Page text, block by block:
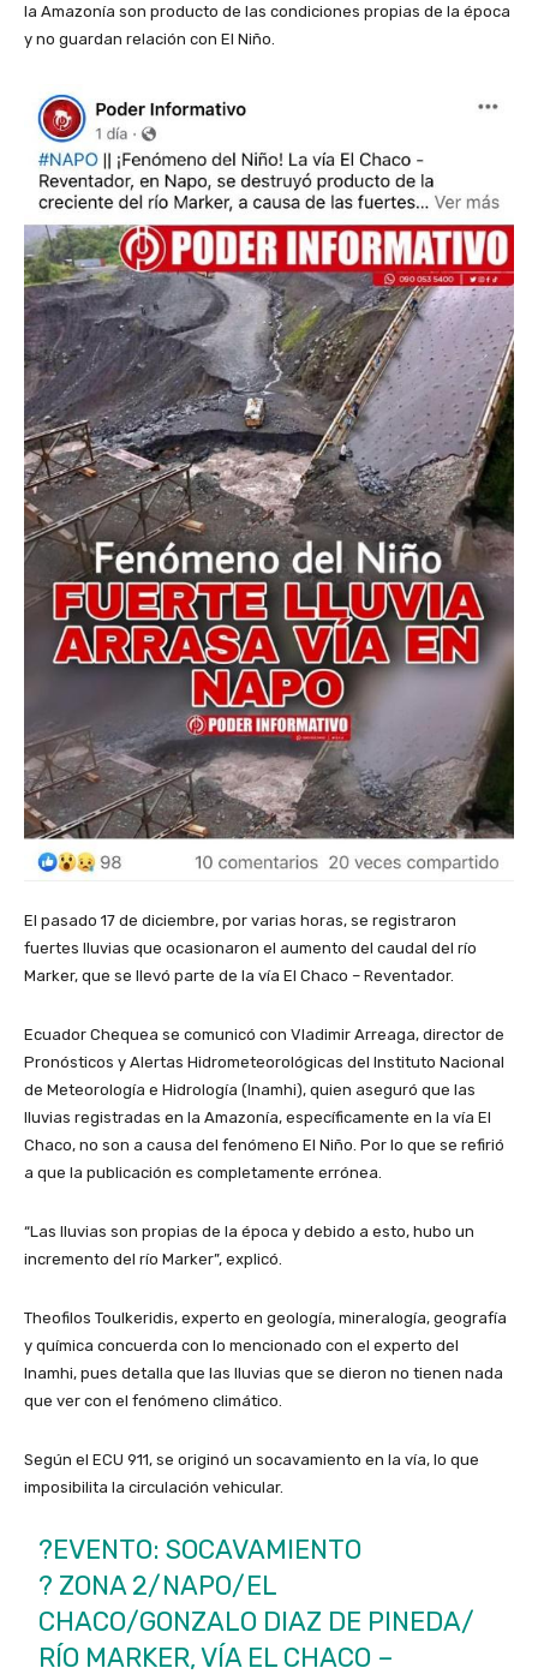
la Amazonía son producto de las condiciones propias de la época
y no guardan relación con El Niño.
El pasado 17 de diciembre, por varias horas, se registraron
fuertes lluvias que ocasionaron el aumento del caudal del río
Marker, que se llevó parte de la vía El Chaco – Reventador.
Ecuador Chequea se comunicó con Vladimir Arreaga, director de
Pronósticos y Alertas Hidrometeorológicas del Instituto Nacional
de Meteorología e Hidrología (Inamhi), quien aseguró que las
lluvias registradas en la Amazonía, específicamente en la vía El
Chaco, no son a causa del fenómeno El Niño. Por lo que se refirió
a que la publicación es completamente errónea.
“Las lluvias son propias de la época y debido a esto, hubo un
incremento del río Marker”, explicó.
Theofilos Toulkeridis, experto en geología, mineralogía, geografía
y química concuerda con lo mencionado con el experto del
Inamhi, pues detalla que las lluvias que se dieron no tienen nada
que ver con el fenómeno climático.
Según el ECU 911, se originó un socavamiento en la vía, lo que
imposibilita la circulación vehicular.
?EVENTO: SOCAVAMIENTO
? ZONA 2/NAPO/EL
CHACO/GONZALO DIAZ DE PINEDA/
RÍO MARKER, VÍA EL CHACO –